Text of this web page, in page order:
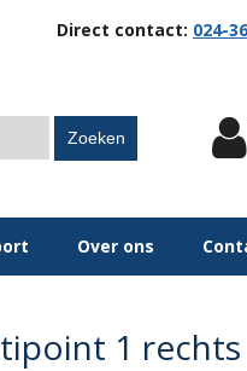
Direct contact: 024-
Zoeken
Over ons
1 rechts